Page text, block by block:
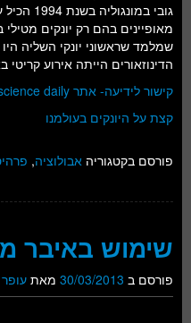
גובי
מאופיינים בהם רק יונקים מטילי
שמלמד שראשוני יונקי השליה
הדינוזאורים הייתה אירוע קריטי
קישור לידיעה- אתר science daily
קצת על היונקים בעולמנו
פורסם בקטגוריה אבולוציה,
שימוש באיבר
פורסם ב 30/03/2013 מאת עופר